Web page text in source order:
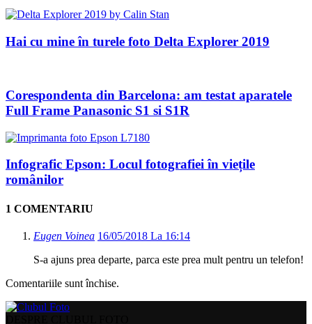
Hai cu mine în turele foto Delta Explorer 2019
Corespondenta din Barcelona: am testat aparatele
Full Frame Panasonic S1 si S1R
Infografic Epson: Locul fotografiei în viețile
românilor
1 COMENTARIU
Eugen Voinea 16/05/2018 La 16:14
S-a ajuns prea departe, parca este prea mult pentru un telefon!
Comentariile sunt închise.